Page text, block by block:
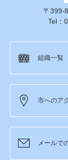
〒399-
Tel：
組織一覧
市へのア
メールで